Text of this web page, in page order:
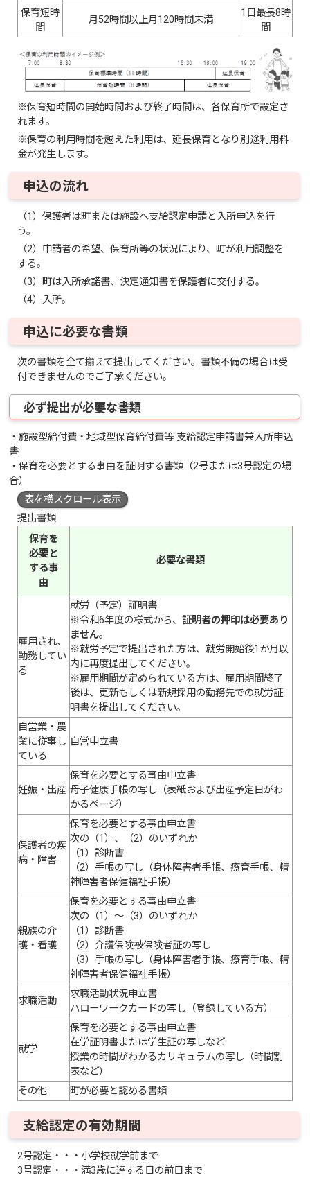
保育短時
間
月52時間以上月120時間未満
1日最長8時
間
※保育短時間の開始時間および終了時間は、各保育所で設定さ
れます。
※保育の利用時間を越えた利用は、延長保育となり別途利用料
金が発生します。
申込の流れ
（1）保護者は町または施設へ支給認定申請と入所申込を行
う。
（2）申請者の希望、保育所等の状況により、町が利用調整を
する。
（3）町は入所承諾書、決定通知書を保護者に交付する。
（4）入所。
申込に必要な書類
次の書類を全て揃えて提出してください。書類不備の場合は受
付できませんのでご了承ください。
必ず提出が必要な書類
・施設型給付費・地域型保育給付費等 支給認定申請書兼入所申込
書
・保育を必要とする事由を証明する書類（2号または3号認定の場
合）
表を横スクロール表示
提出書類
保育を
必要と
する事
由
必要な書類
雇用され、
勤務してい
る
就労（予定）証明書
※令和6年度の様式から、 証明者の押印は必要あり
ません。
※就労予定で提出された方は、就労開始後1か月以
内に再度提出してください。
※雇用期間が定められている方は、雇用期間終了
後は、更新もしくは新規採用の勤務先での就労証
明書を提出してください。
自営業・農
業に従事し
ている
自営申立書
妊娠・出産
保育を必要とする事由申立書
母子健康手帳の写し（表紙および出産予定日がわ
かるページ）
保護者の疾
病・障害
保育を必要とする事由申立書
次の（1）、（2）のいずれか
（1）診断書
（2）手帳の写し（身体障害者手帳、療育手帳、精
神障害者保健福祉手帳）
親族の介
護・看護
保育を必要とする事由申立書
次の（1）～（3）のいずれか
（1）診断書
（2）介護保険被保険者証の写し
（3）手帳の写し（身体障害者手帳、療育手帳、精
神障害者保健福祉手帳）
求職活動
求職活動状況申立書
ハローワークカードの写し（登録している方）
就学
保育を必要とする事由申立書
在学証明書または学生証の写しなど
授業の時間がわかるカリキュラムの写し（時間割
表など）
その他
町が必要と認める書類
支給認定の有効期間
2号認定・・・小学校就学前まで
3号認定・・・満3歳に達する日の前日まで